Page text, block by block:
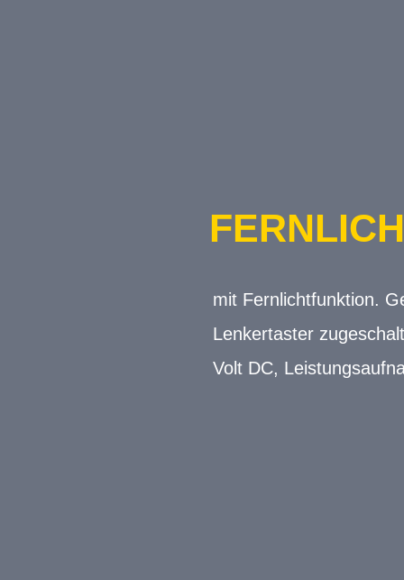
mit Fernlichtfunktion.
Lenkertaster
Volt DC,